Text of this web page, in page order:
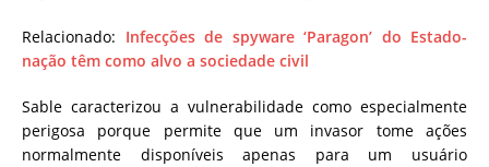
Relacionado: Infecções de spyware ‘Paragon’ do Estado-
nação têm como alvo a sociedade civil
Sable caracterizou a vulnerabilidade como especialmente
perigosa porque permite que um invasor tome ações
normalmente disponíveis apenas para um usuário